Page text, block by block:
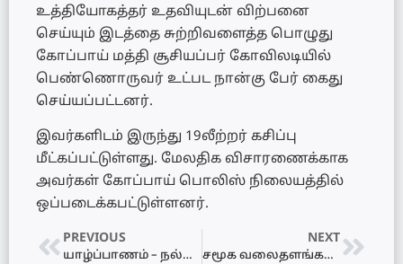
உத்தியோகத்தர் உதவியுடன் விற்பனை
செய்யும் இடத்தை சுற்றிவளைத்த பொழுது
கோப்பாய் மத்தி சூசியப்பர் கோவிலடியில்
பெண்ணொருவர் உட்பட நான்கு பேர் கைது
செய்யப்பட்டனர்.
இவர்களிடம் இருந்து 19லீற்றர் கசிப்பு
மீட்கப்பட்டுள்ளது. மேலதிக விசாரணைக்காக
அவர்கள் கோப்பாய் பொலிஸ் நிலையத்தில்
ஒப்படைக்கபட்டுள்ளனர்.
PREVIOUS
யாழ்ப்பாணம் – நல்லூர் சட்டநாதர் கோவில் பகுதியில் முதியவரொருவரின் சடலமொன்று மீட்பு!
NEXT
சமூக வலைதளங்களில் வெளியான வினாத்தாள் – பரீட்சை இரத்து!